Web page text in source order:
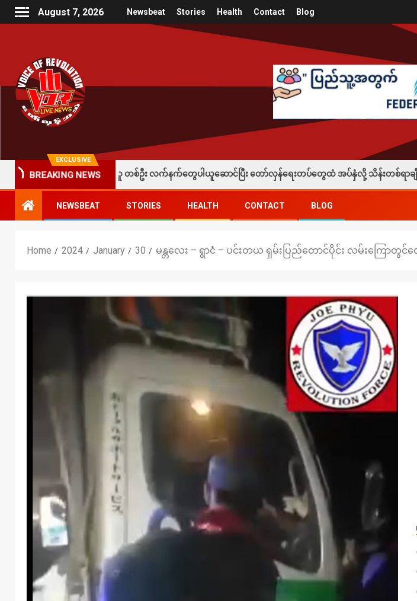
August 7, 2026 Newsbeat Stories Health Contact Blog
EXCLUSIVE
BREAKING NEWS
ထားရတဲ့ပြည်သူ တစ်ဦး လက်နက်တွေပါယူဆောင်ပြီး တော်လှန်ရေးတပ်တွေထံ အပ်နှံလို့ သိန်းတစ်ရာချီးမြှင့်၊ပခုက္ကူ တ
NEWSBEAT STORIES HEALTH CONTACT BLOG
Home 2024 January 30 မန္တလေး – ရွာငံ – ပင်းတယ ရှမ်းပြည်တောင်ပိုင်း လမ်းကြောတွ